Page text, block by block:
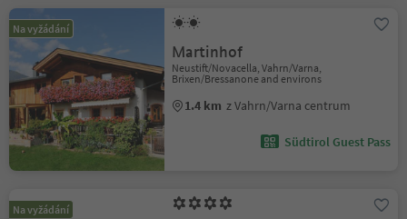
Na vyžádání
Martinhof
Neustift/Novacella, Vahrn/Varna,
Brixen/Bressanone and environs
1.4 km z Vahrn/Varna centrum
Südtirol Guest Pass
Na vyžádání